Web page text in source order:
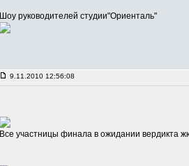
Шоу руководителей студии"Ориенталь"
9.11.2010 12:56:08
Все участницы финала в ожидании вердикта